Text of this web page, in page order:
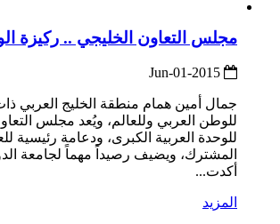
مجلس التعاون الخليجي .. ركيزة
جمال أمين همام منطقة الخليج العربي
للوطن العربي وللعالم، ويُعد مجلس
للوحدة العربية الكبرى، ودعامة رئيسية
المشترك، ويضيف رصيداً مهماً لجامعة
أكدت...
المزيد